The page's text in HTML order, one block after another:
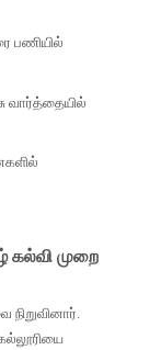
பணியில்
வார்த்தையில்
கல்வி முறை